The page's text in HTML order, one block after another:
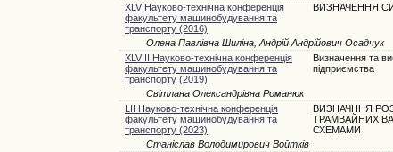
XLV Науково-технічна конференція
факультету машинобудування та
транспорту (2016)
ВИЗНАЧЕННЯ
Олена Павлівна Шиліна, Андрій Андрійович Осадчук
XLVIII Науково-технічна конференція
факультету машинобудування та
транспорту (2019)
Визначення та
підприємства
Світлана Олександрівна Романюк
LII Науково-технічна конференція
факультету машинобудування та
транспорту (2023)
ВИЗНАЧННЯ
ТРАМВАЙНИХ
СХЕМАМИ
Станіслав Володимирович Войтків